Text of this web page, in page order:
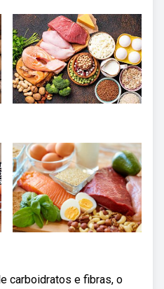
carboidratos e fibras, o